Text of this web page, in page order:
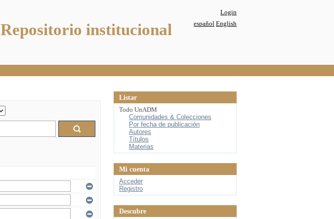
Repositorio institucional
Login
español English
Listar
Todo UnADM
Comunidades & Colecciones
Por fecha de publicación
Autores
Títulos
Materias
Mi cuenta
Acceder
Registro
Descubre